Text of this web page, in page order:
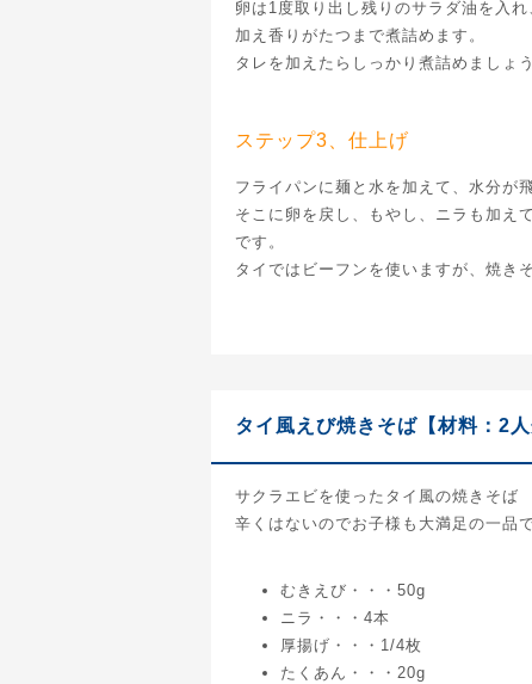
卵は1度取り出し残りのサラダ油を入
加え香りがたつまで煮詰めます。
タレを加えたらしっかり煮詰めましょ
ステップ3、仕上げ
フライパンに麺と水を加えて、水分が
そこに卵を戻し、もやし、ニラも加え
です。
タイではビーフンを使いますが、焼き
タイ風えび焼きそば【材料：2人
サクラエビを使ったタイ風の焼きそば
辛くはないのでお子様も大満足の一品で
むきえび・・・50g
ニラ・・・4本
厚揚げ・・・1/4枚
たくあん・・・20g